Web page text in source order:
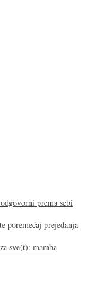
prema sebi
poremećaj prejedanja
sve(t): mamba